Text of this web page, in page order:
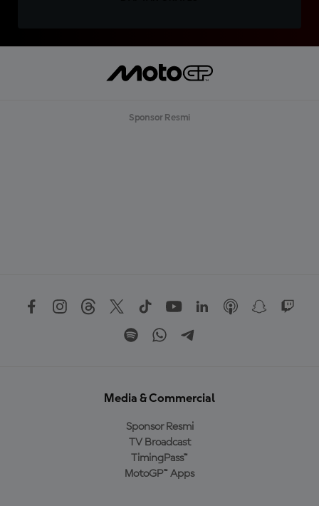
Sponsor Resmi
Media & Commercial
Sponsor Resmi
TV Broadcast
TimingPass™
MotoGP™ Apps